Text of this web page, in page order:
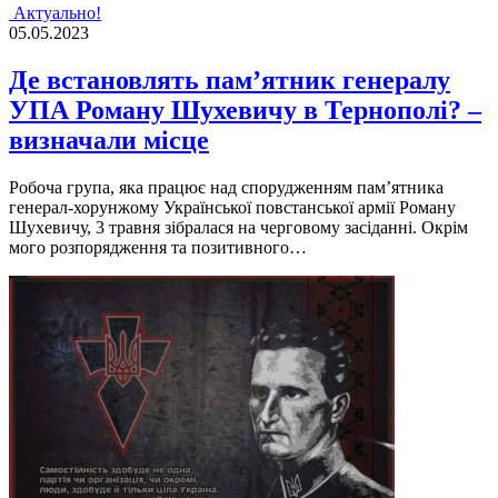
Актуально!
05.05.2023
Де встановлять пам’ятник генералу
УПА Роману Шухевичу в Тернополі? –
визначали місце
Робоча група, яка працює над спорудженням пам’ятника
генерал-хорунжому Української повстанської армії Роману
Шухевичу, 3 травня зібралася на черговому засіданні. Окрім
мого розпорядження та позитивного…